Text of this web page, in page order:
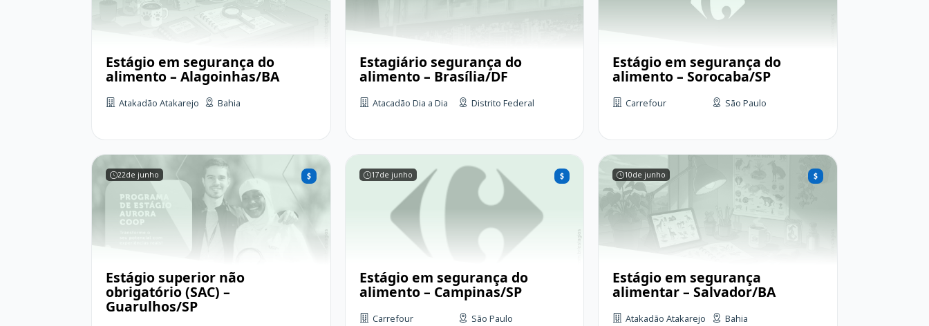
Estágio em segurança do
alimento – Alagoinhas/BA
Atakadão Atakarejo Bahia
Estagiário segurança do
alimento – Brasília/DF
Atacadão Dia a Dia Distrito Federal
Estágio em segurança do
alimento – Sorocaba/SP
Carrefour São Paulo
22de junho
Estágio superior não
obrigatório (SAC) –
Guarulhos/SP
17de junho
Estágio em segurança do
alimento – Campinas/SP
Carrefour São Paulo
10de junho
Estágio em segurança
alimentar – Salvador/BA
Atakadão Atakarejo Bahia